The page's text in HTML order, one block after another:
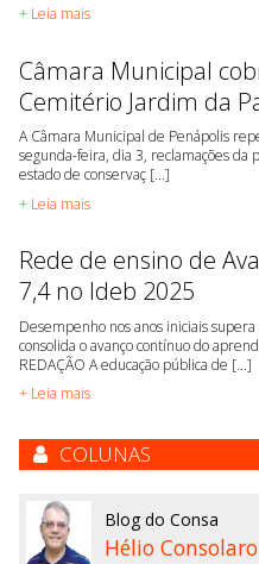
+ Leia mais
Câmara Municipal
Cemitério Jardim da
A Câmara Municipal de Penápolis
segunda-feira, dia 3, reclamações da
estado de conservaç [...]
+ Leia mais
Rede de ensino de
7,4 no Ideb 2025
Desempenho nos anos iniciais
consolida o avanço contínuo do
REDAÇÃO A educação pública de [...]
+ Leia mais
COLUNAS
Blog do Consa
Hélio Consolaro